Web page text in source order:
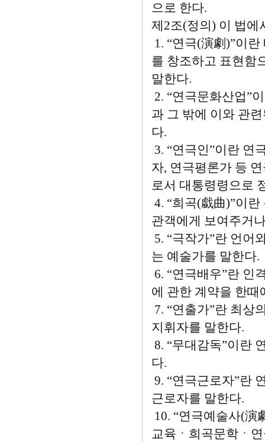
으로 한다.
제2조(정의) 이 법에
1. “연극(演劇)”이
를 창조하고 표현함
말한다.
2. “연극문화산업”
과 그 밖에 이와 관
다.
3. “연극인”이란 연
자, 연극평론가 등
로서 대통령령으로
4. “희곡(戱曲)”이
관객에게 보여주거
5. “극작가”란 언어
는 예술가를 말한다.
6. “연극배우”란 인
에 관한 계약을 한
7. “연출가”란 최상
지휘자를 말한다.
8. “무대감독”이란
다.
9. “연극근로자”란
근로자를 말한다.
10. “연극예술사(演
교육ㆍ희곡문학ㆍ